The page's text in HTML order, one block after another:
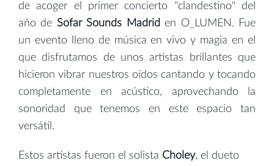
de acoger el primer concierto "clandestino" del
año de Sofar Sounds Madrid en O_LUMEN. Fue
un evento lleno de música en vivo y magia en el
que disfrutamos de unos artistas brillantes que
hicieron vibrar nuestros oídos cantando y tocando
completamente en acústico, aprovechando la
sonoridad que tenemos en este espacio tan
versátil.
Estos artistas fueron el solista Choley, el dueto